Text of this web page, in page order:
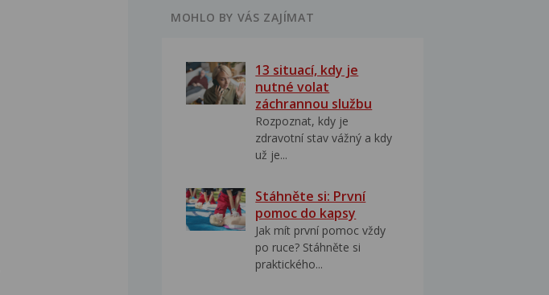
MOHLO BY VÁS ZAJÍMAT
13 situací, kdy je
nutné volat
záchrannou službu
Rozpoznat, kdy je
zdravotní stav vážný a kdy
už je...
Stáhněte si: První
pomoc do kapsy
Jak mít první pomoc vždy
po ruce? Stáhněte si
praktického...